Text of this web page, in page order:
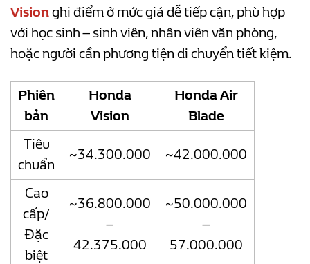
Visionghi điểm ở mức giá dễ tiếp cận, phù hợp
với học sinh – sinh viên, nhân viên văn phòng,
hoặc người cần phương tiện di chuyển tiết kiệm.
Phiên
bản
Honda
Vision
Honda Air
Blade
Tiêu
chuẩn
~34.300.000 ~42.000.000
Cao
cấp/
Đặc
biệt
~36.800.000
–
42.375.000
~50.000.000
–
57.000.000